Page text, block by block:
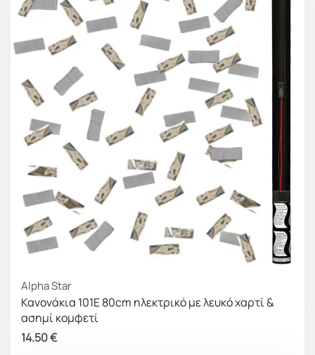
Alpha Star
Κανονάκια 101E 80cm ηλεκτρικό με λευκό χαρτί &
ασημί κομφετί
14.50€